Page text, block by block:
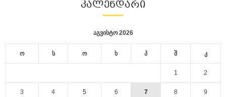
ᲙᲐᲚᲔᲜᲓᲐᲠᲘ
აგვისტო 2026
ო ს ო ხ პ შ კ
1 2
3 4 5 6 7 8 9